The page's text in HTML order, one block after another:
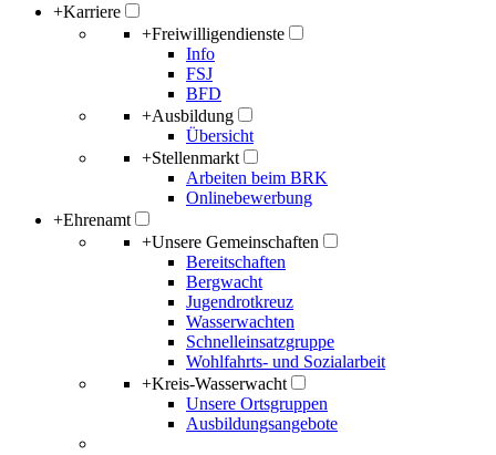
+Karriere
+Freiwilligendienste
Info
FSJ
BFD
+Ausbildung
Übersicht
+Stellenmarkt
Arbeiten beim BRK
Onlinebewerbung
+Ehrenamt
+Unsere Gemeinschaften
Bereitschaften
Bergwacht
Jugendrotkreuz
Wasserwachten
Schnelleinsatzgruppe
Wohlfahrts- und Sozialarbeit
+Kreis-Wasserwacht
Unsere Ortsgruppen
Ausbildungsangebote